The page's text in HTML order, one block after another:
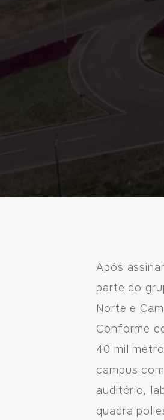
Após
parte do
Norte e
Conforme
40 mil
campus
auditório,
quadra